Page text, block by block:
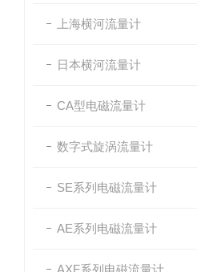
上海横河流量计
日本横河流量计
CA型电磁流量计
数字式旋涡流量计
SE系列电磁流量计
AE系列电磁流量计
AXF系列电磁流量计